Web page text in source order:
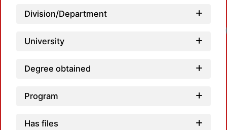
Division/Department
University
Degree obtained
Program
Has files